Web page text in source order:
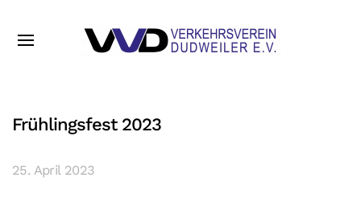
Frühlingsfest 2023
25. April 2023